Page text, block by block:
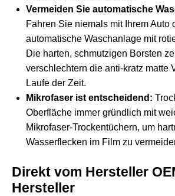
Vermeiden Sie automatische
Fahren Sie niemals mit Ihrem Auto
automatische Waschanlage mit
Die harten, schmutzigen Borsten
verschlechtern die anti-kratz matte
Laufe der Zeit.
Mikrofaser ist entscheidend:
Oberfläche immer gründlich mit
Mikrofaser-Trockentüchern, um
Wasserflecken im Film zu
Direkt vom Hersteller
Hersteller